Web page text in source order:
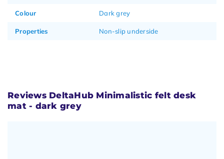
Colour Dark grey
Properties Non-slip underside
Reviews DeltaHub Minimalistic felt desk
mat - dark grey